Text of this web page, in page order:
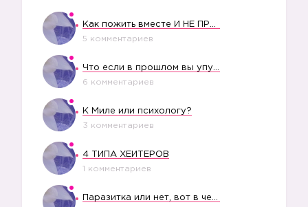
5 комментариев
6 комментариев
К Миле или психологу?
3 комментариев
4 ТИПА ХЕЙТЕРОВ
1 комментариев